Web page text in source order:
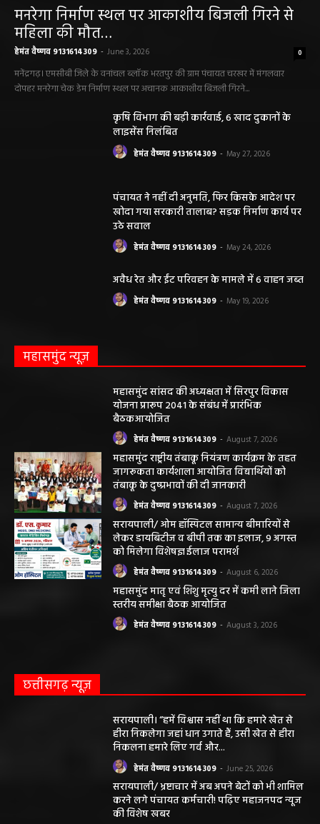
मनरेगा निर्माण स्थल पर आकाशीय बिजली गिरने से
महिला की मौत…
हेमंत वैष्णव 9131614309 - June 3, 2026 0
मनेंद्रगढ़। एमसीबी जिले के वनांचल ब्लॉक भरतपुर की ग्राम पंचायत चरखर में मंगलवार
दोपहर मनरेगा चेक डेम निर्माण स्थल पर अचानक आकाशीय बिजली गिरने...
कृषि विभाग की बड़ी कार्रवाई, 6 खाद दुकानों के
लाइसेंस निलंबित
हेमंत वैष्णव 9131614309 - May 27, 2026
पंचायत ने नहीं दी अनुमति, फिर किसके आदेश पर
खोदा गया सरकारी तालाब? सड़क निर्माण कार्य पर
उठे सवाल
हेमंत वैष्णव 9131614309 - May 24, 2026
अवैध रेत और ईंट परिवहन के मामले में 6 वाहन जब्त
हेमंत वैष्णव 9131614309 - May 19, 2026
महासमुंद न्यूज़
महासमुंद सांसद की अध्यक्षता में सिरपुर विकास
योजना प्रारूप 2041 के संबंध में प्रारंभिक
बैठकआयोजित
हेमंत वैष्णव 9131614309 - August 7, 2026
महासमुंद राष्ट्रीय तंबाकू नियंत्रण कार्यक्रम के तहत
जागरूकता कार्यशाला आयोजित विद्यार्थियों को
तंबाकू के दुष्प्रभावों की दी जानकारी
हेमंत वैष्णव 9131614309 - August 7, 2026
सरायपाली/ ओम हॉस्पिटल सामान्य बीमारियों से
लेकर डायबिटीज व बीपी तक का इलाज, 9 अगस्त
को मिलेगा विशेषज्ञ ईलाज परामर्श
हेमंत वैष्णव 9131614309 - August 6, 2026
महासमुंद मातृ एवं शिशु मृत्यु दर में कमी लाने जिला
स्तरीय समीक्षा बैठक आयोजित
हेमंत वैष्णव 9131614309 - August 3, 2026
छत्तीसगढ़ न्यूज़
सरायपाली। “हमें विश्वास नहीं था कि हमारे खेत से
हीरा निकलेगा जहां धान उगाते हैं, उसी खेत से हीरा
निकलना हमारे लिए गर्व और...
हेमंत वैष्णव 9131614309 - June 25, 2026
सरायपाली/ भ्रष्टाचार में अब अपने बेटों को भी शामिल
करने लगे पंचायत कर्मचारी! पढ़िए महाजनपद न्यूज
की विशेष खबर